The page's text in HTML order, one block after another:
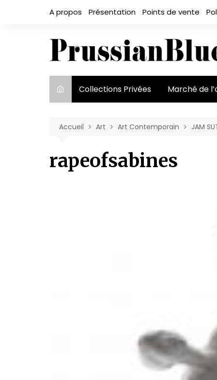
A propos Présentation Points de vente
Collections Privées Marché de
acteurs
Accueil Art Art Contemporain JAM
rapeofsabines